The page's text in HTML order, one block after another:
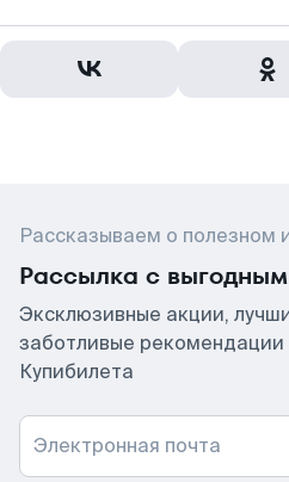
Рассказываем о полезном
Рассылка с
Эксклюзивные акции,
заботливые рекомендации
Купибилета
Электронная почта